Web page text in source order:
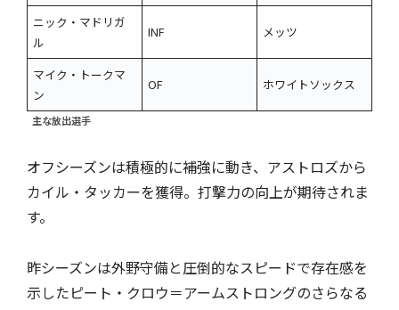
ニック・マドリガ
ル
INF メッツ
マイク・トークマ
ン
OF ホワイトソックス
主な放出選手
オフシーズンは積極的に補強に動き、アストロズから
カイル・タッカーを獲得。打撃力の向上が期待されま
す。
昨シーズンは外野守備と圧倒的なスピードで存在感を
示したピート・クロウ＝アームストロングのさらなる